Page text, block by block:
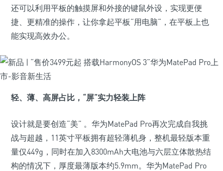
还可以利用平板的触摸屏和外接的键鼠外设，实现更便
捷、更精准的操作，让你拿起平板“用电脑“，在平板上也
能实现高效办公。
轻、薄、高屏占比 ，“屏”实力轻装上阵
设计就是要创造“美” 。华为MatePad Pro再次完成自我挑
战与超越，11英寸平板拥有超轻薄机身，整机最轻版本重
量仅449g，同时在加入8300mAh大电池与六层立体散热结
构的情况下，厚度最薄版本约5.9mm。华为MatePad Pro